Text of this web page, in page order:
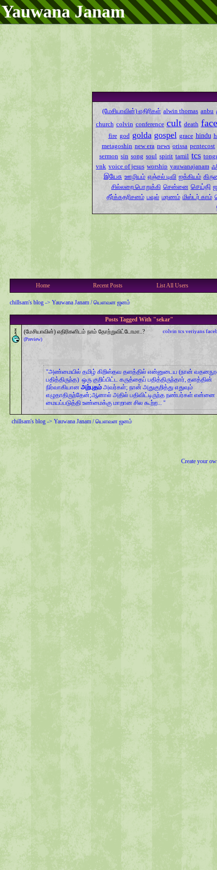
Yauwana Janam
(மேசியாவின்) எதிரிகள் alwin thomas anbu
church colvin conference cult death
fire god golda gospel grace hindu
metagoshin new era news orissa pentecost
sermon sin song soul spirit tamil tcs
vnk voice of jesus worship yauwanajanam
இயேசு ஊழியம் ஏஞ்சல் டிவி ஐக்கியம்
சில்லறை பொறுக்கி சென்னை செய்தி
தீர்க்கதரிசனம் பவுல் மரணம் மிஸ்டர் காம்
Home Recent Posts List All Users
chillsam's blog -> Yauwana Janam / யௌவன ஜனம்
Posts Tagged With "sekar"
colvin tcs veriyans
(மேசியாவின்) எதிரிகளிடம் நாம் தோற்றுவிட்டோமா..?
(Preview)
அண்மையில் தமிழ் கிறிஸ்தவ தளத்தில் என்னுடைய (நான்
பதித்திருந்த) ஒரு குறிப்பிட்ட கருத்தைப் பதித்திருந்தார், தளத்தின்
நிர்வாகியான அற்புதம்அவர்கள்; நான் அதுகுறித்து எதுவும்
எழுதாதிருந்தேன்;ஆனால் அதில் பதிவிட்டிருந்த நண்பர்கள் என்னை
மையப்படுத்தி உண்மைக்கு மாறான சில கூற்ற...
chillsam's blog -> Yauwana Janam / யௌவன ஜனம்
Create your